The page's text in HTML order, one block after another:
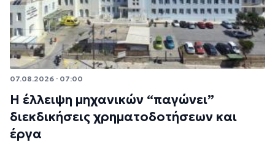
07.08.2026 · 07:00
Η έλλειψη μηχανικών “παγώνει”
διεκδικήσεις χρηματοδοτήσεων και
έργα